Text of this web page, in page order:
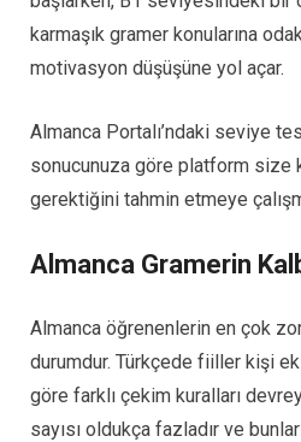
karmaşık gramer konularına
motivasyon düşüşüne yol açar.
Almanca Portalı’ndaki seviye
sonucunuza göre platform size
gerektiğini tahmin etmeye
Almanca Gramerin
Almanca öğrenenlerin en çok
durumdur. Türkçede fiiller kişi
göre farklı çekim kuralları
sayısı oldukça fazladır ve